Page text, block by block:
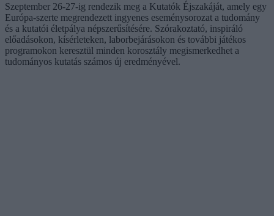
Szeptember 26-27-ig rendezik meg a Kutatók Éjszakáját, amely egy
Európa-szerte megrendezett ingyenes eseménysorozat a tudomány
és a kutatói életpálya népszerűsítésére. Szórakoztató, inspiráló
előadásokon, kísérleteken, laborbejárásokon és további játékos
programokon keresztül minden korosztály megismerkedhet a
tudományos kutatás számos új eredményével.